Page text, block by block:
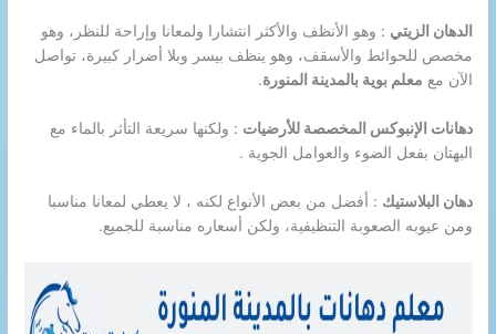
الدهان الزيتي : وهو الأنظف والأكثر انتشارا ولمعانا وإراحة للنظر، وهو
مخصص للحوائط والأسقف، وهو ينظف بيسر وبلا أضرار كبيرة، تواصل
الآن مع معلم بوية بالمدينة المنورة.
دهانات الإنبوكس المخصصة للأرضيات : ولكنها سريعة التأثر بالماء مع
البهتان بفعل الضوء والعوامل الجوية .
دهان البلاستيك : أفضل من بعض الأنواع لكنه ، لا يعطي لمعانا مناسبا
ومن عيوبه الصعوبة التنظيفية، ولكن أسعاره مناسبة للجميع.